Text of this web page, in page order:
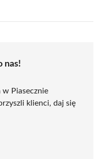
nas!
Piasecznie
klienci, daj się